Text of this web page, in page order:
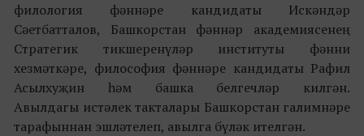
филология фәннәре кандидаты Искәндәр
Сәетбатталов, Башкорстан фәннәр академиясенең
Стратегик тикшеренүләр институты фәнни
хезмәткәре, философия фәннәре кандидаты Рафил
Асылхуҗин һәм башка белгечләр килгән.
Авылдагы истәлек такталары Башкорстан галимнәре
тарафыннан эшләтелеп, авылга бүләк ителгән.